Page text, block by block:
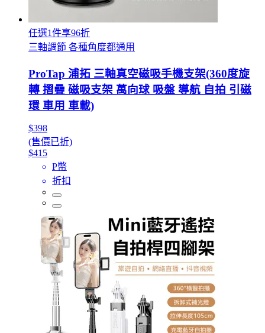
任選1件享96折
三軸調節 各種角度都通用
ProTap 浦拓 三軸真空磁吸手機支架(360度旋
轉 摺疊 磁吸支架 萬向球 吸盤 導航 自拍 引磁
環 車用 車載)
$398
(售價已折)
$415
P幣
折扣